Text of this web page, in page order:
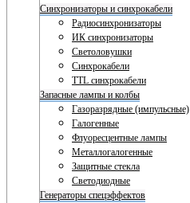
Синхронизаторы и синхрокабели
Радиосинхронизаторы
ИК синхронизаторы
Светоловушки
Синхрокабели
TTL синхрокабели
Запасные лампы и колбы
Газоразрядные (импульсные)
Галогенные
Флуоресцентные лампы
Металлогалогенные
Защитные стекла
Светодиодные
Генераторы спецэффектов